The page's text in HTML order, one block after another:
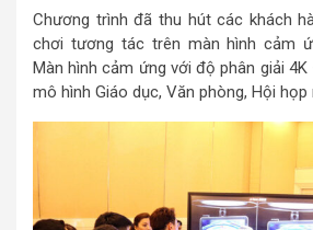
Chương trình đã thu hút các khách
chơi tương tác trên màn hình cảm
Màn hình cảm ứng với độ phân giải
mô hình Giáo dục, Văn phòng, Hội họp